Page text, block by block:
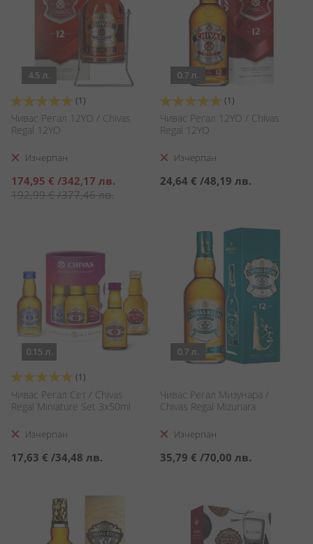
4.5 л.
Оценка:
100%
(1)
Чивас Регал 12YO / Chivas
Regal 12YO
Изчерпан
Специална
цена
174,95 € /342,17 лв.
192,99 €/377,46 лв.
0.7 л.
Оценка:
100%
(1)
Чивас Регал 12YO / Chivas
Regal 12YO
Изчерпан
24,64 € /48,19 лв.
0.15 л.
Оценка:
100%
(1)
Чивас Регал Сет / Chivas
Regal Miniature Set 3x50ml
Изчерпан
17,63 € /34,48 лв.
0.7 л.
Чивас Регал Мизунара /
Chivas Regal Mizunara
Изчерпан
35,79 € /70,00 лв.